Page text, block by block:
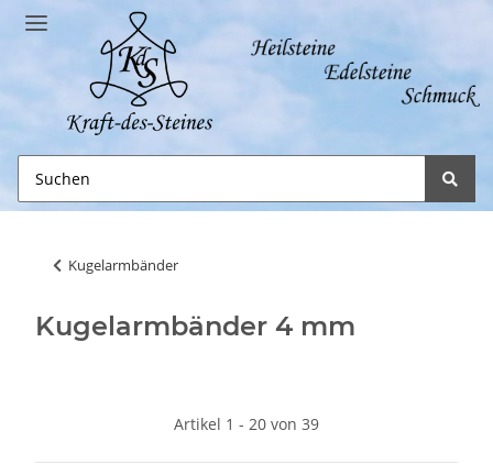
Kugelarmbänder
Kugelarmbänder 4 mm
Artikel 1 - 20 von 39